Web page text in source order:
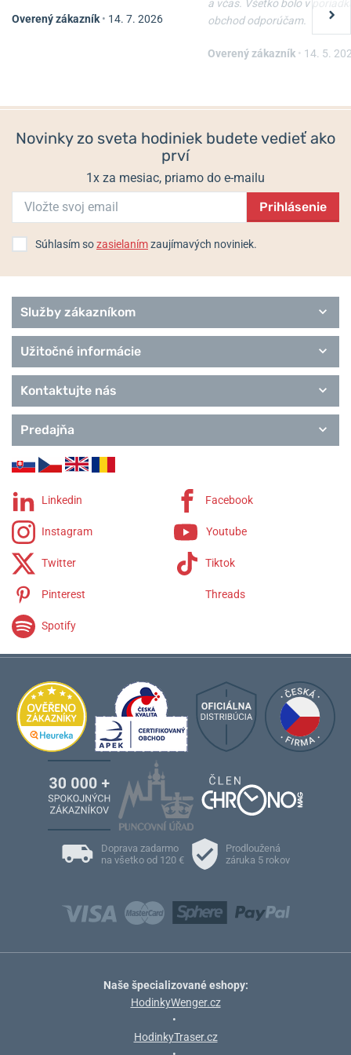
Comtesse
Alpina × TRTS Seastrong
Alpina Seastrong Diver
Extreme Automatic AL-
525B3VE6
Overený zákazník • 14. 7. 2026
a včas. Všetko bolo v
obchod odporúčam.
Overený zákazník • 14. 5.
Novinky zo sveta hodiniek budete vedieť ako
prví
1x za mesiac, priamo do e-mailu
Prihlásenie
Súhlasím sozasielanímzaujímavých noviniek.
Služby zákazníkom
Užitočné informácie
Kontaktujte nás
Predajňa
Linkedin Facebook
Instagram Youtube
Twitter Tiktok
Pinterest Threads
Spotify
Doprava zadarmo
na všetko od 120 €
Prodloužená
záruka 5 rokov
Naše špecializované eshopy:
HodinkyWenger.cz
•
HodinkyTraser.cz